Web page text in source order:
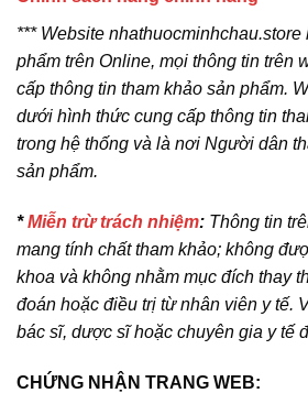
*** Website
phẩm trên Online, mọi thông tin trên
cấp thông tin tham khảo sản phẩm.
dưới hình thức cung cấp thông tin
trong hệ thống và là nơi Người dân
sản phẩm.
*Miễn trừ trách nhiệm: Thông tin
mang tính chất tham khảo; không
khoa và không nhằm mục đích thay
đoán hoặc điều trị từ nhân viên y tế.
bác sĩ, dược sĩ hoặc chuyên gia y tế
CHỨNG NHẬN TRANG WEB: